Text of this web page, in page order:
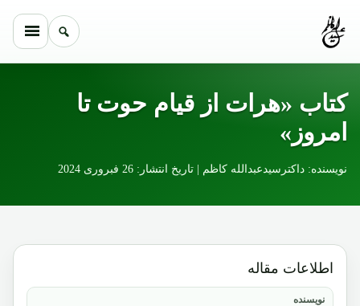
کتاب «هرات از قیام حوت تا
امروز»
نویسنده: داکترسیدعبدالله کاظم | تاریخ انتشار: 26 فبروری 2024
اطلاعات مقاله
نویسنده